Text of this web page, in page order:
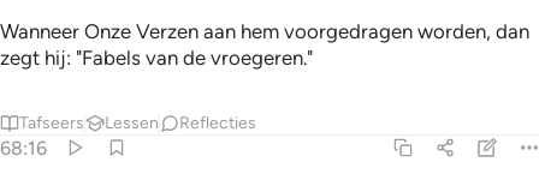
Wanneer Onze Verzen aan hem voorgedragen worden, dan
zegt hij: "Fabels van de vroegeren."
Tafseers Lessen Reflecties
68:16